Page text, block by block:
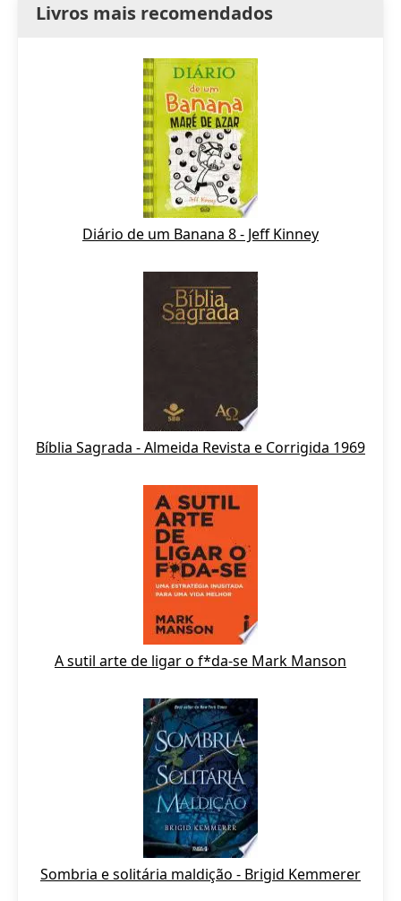
Livros mais recomendados
Diário de um Banana 8 - Jeff Kinney
Bíblia Sagrada - Almeida Revista e Corrigida 1969
A sutil arte de ligar o f*da-se Mark Manson
Sombria e solitária maldição - Brigid Kemmerer